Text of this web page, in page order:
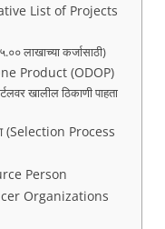
List of Projects
लाखाच्या कर्जासाठी)
Product (ODOP)
खालील ठिकाणी पाहता
(Selection Process
Person
Organizations